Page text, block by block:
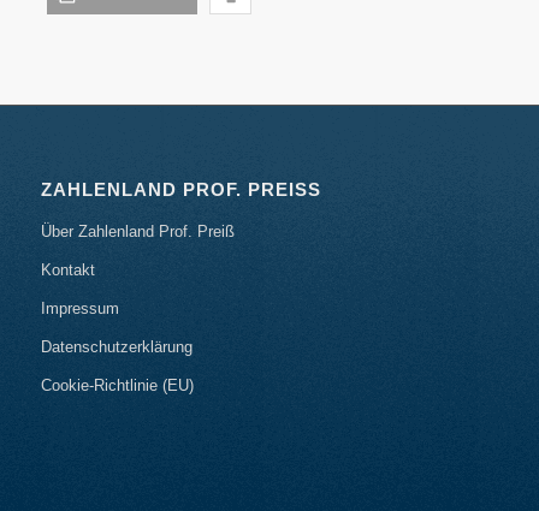
ZAHLENLAND PROF. PREISS
Über Zahlenland Prof. Preiß
Kontakt
Impressum
Datenschutzerklärung
Cookie-Richtlinie (EU)